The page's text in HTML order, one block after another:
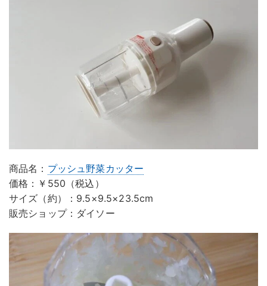
商品名： プッシュ野菜カッター
価格：￥550（税込）
サイズ（約）：9.5×9.5×23.5cm
販売ショップ：ダイソー